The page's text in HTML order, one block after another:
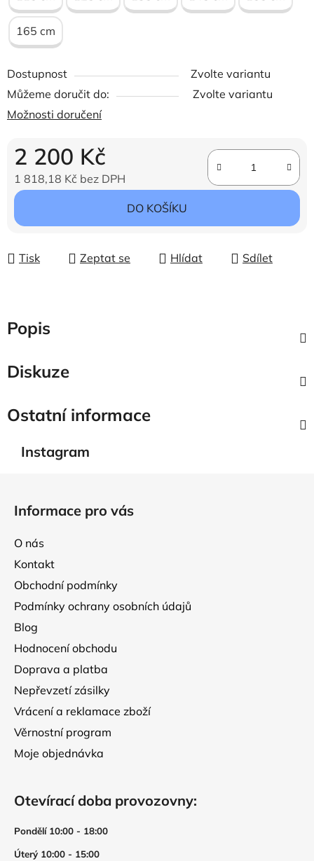
165 cm
Dostupnost
Zvolte variantu
Můžeme doručit do:
Zvolte variantu
Možnosti doručení
2 200 Kč
1 818,18 Kč bez DPH
Měrná cena:
DO KOŠÍKU
Tisk Zeptat se Hlídat Sdílet
Popis
Diskuze
Ostatní informace
Instagram
Informace pro vás
O nás
Kontakt
Obchodní podmínky
Podmínky ochrany osobních údajů
Blog
Hodnocení obchodu
Doprava a platba
Nepřevzetí zásilky
Vrácení a reklamace zboží
Věrnostní program
Moje objednávka
Otevírací doba provozovny:
Pondělí 10:00 - 18:00
Úterý 10:00 - 15:00